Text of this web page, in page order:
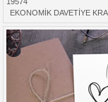
EKONOMİK DAVETİYE